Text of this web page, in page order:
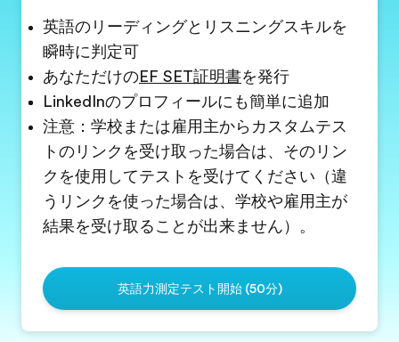
英語のリーディングとリスニングスキルを
瞬時に判定可
あなただけのEF SET証明書を発行
LinkedInのプロフィールにも簡単に追加
注意：学校または雇用主からカスタムテス
トのリンクを受け取った場合は、そのリン
クを使用してテストを受けてください（違
うリンクを使った場合は、学校や雇用主が
結果を受け取ることが出来ません）。
英語力測定テスト開始 (50分)